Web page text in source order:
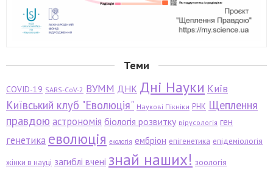
Теми
COVID-19 SARS-CoV-2 ВУММ ДНК Дні Науки Київ
Київський клуб "Еволюція" Наукові Пікніки РНК Щеплення
правдою астрономія біологія розвитку вірусологія ген
генетика еволюція екологія ембріон епігенетика епідеміологія
жінки в науці загиблі вчені знай наших! зоологія